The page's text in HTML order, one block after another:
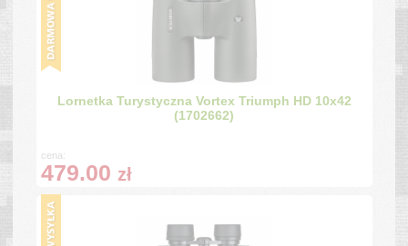
Lornetka Turystyczna Vortex Triumph HD 10x42
(1702662)
cena:
479.00 zł